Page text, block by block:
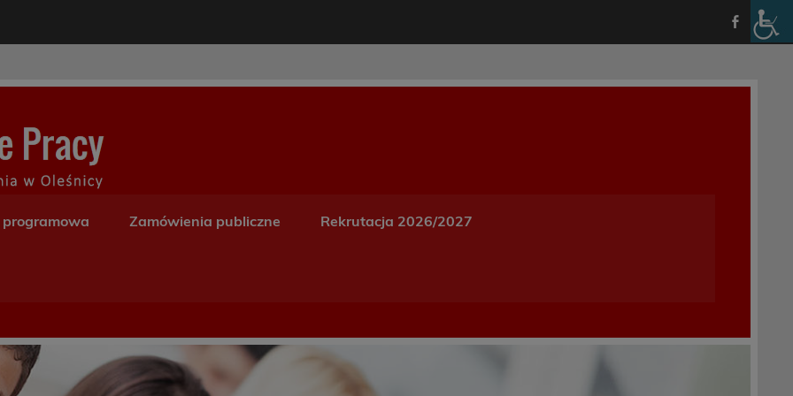
Zamówienia publiczne Rekrutacja 2026/2027